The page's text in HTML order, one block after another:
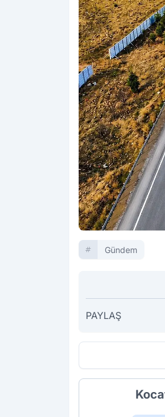
Gündem
PAYLAŞ